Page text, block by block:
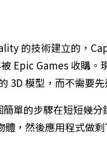
的技術建立的，
Epic Games 收購。
3D 模型，而不需要先
單的步驟在短短幾分
，然後應用程式做